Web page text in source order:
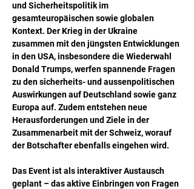
und Sicherheitspolitik im
gesamteuropäischen sowie globalen
Kontext. Der Krieg in der Ukraine
zusammen mit den jüngsten Entwicklungen
in den USA, insbesondere die Wiederwahl
Donald Trumps, werfen spannende Fragen
zu den sicherheits- und aussenpolitischen
Auswirkungen auf Deutschland sowie ganz
Europa auf. Zudem entstehen neue
Herausforderungen und Ziele in der
Zusammenarbeit mit der Schweiz, worauf
der Botschafter ebenfalls eingehen wird.
Das Event ist als interaktiver Austausch
geplant – das aktive Einbringen von Fragen